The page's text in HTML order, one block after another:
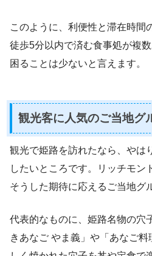
このように、利便性と滞在時間
徒歩5分以内で済む食事処が複
困ることは少ないと言えます。
観光客に人気のご当地グ
観光で姫路を訪れたなら、やは
したいところです。リッチモン
そうした期待に応えるご当地グ
代表的なものに、姫路名物の穴
きあなご やま義」や「あなご